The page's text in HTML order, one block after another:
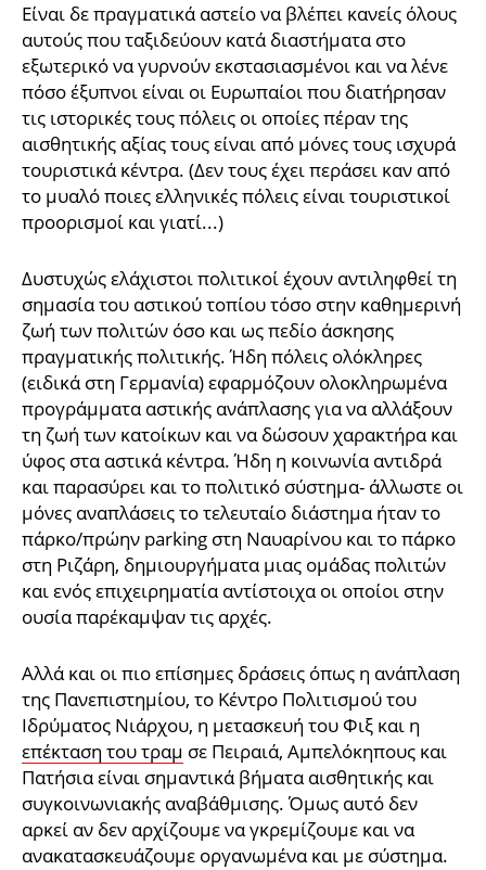
Είναι δε πραγματικά αστείο να βλέπει κανείς όλους
αυτούς που ταξιδεύουν κατά διαστήματα στο
εξωτερικό να γυρνούν εκστασιασμένοι και να λένε
πόσο έξυπνοι είναι οι Ευρωπαίοι που διατήρησαν
τις ιστορικές τους πόλεις οι οποίες πέραν της
αισθητικής αξίας τους είναι από μόνες τους ισχυρά
τουριστικά κέντρα. (Δεν τους έχει περάσει καν από
το μυαλό ποιες ελληνικές πόλεις είναι τουριστικοί
προορισμοί και γιατί...)
Δυστυχώς ελάχιστοι πολιτικοί έχουν αντιληφθεί τη
σημασία του αστικού τοπίου τόσο στην καθημερινή
ζωή των πολιτών όσο και ως πεδίο άσκησης
πραγματικής πολιτικής. Ήδη πόλεις ολόκληρες
(ειδικά στη Γερμανία) εφαρμόζουν ολοκληρωμένα
προγράμματα αστικής ανάπλασης για να αλλάξουν
τη ζωή των κατοίκων και να δώσουν χαρακτήρα και
ύφος στα αστικά κέντρα. Ήδη η κοινωνία αντιδρά
και παρασύρει και το πολιτικό σύστημα- άλλωστε οι
μόνες αναπλάσεις το τελευταίο διάστημα ήταν το
πάρκο/πρώην parking στη Ναυαρίνου και το πάρκο
στη Ριζάρη, δημιουργήματα μιας ομάδας πολιτών
και ενός επιχειρηματία αντίστοιχα οι οποίοι στην
ουσία παρέκαμψαν τις αρχές.
Αλλά και οι πιο επίσημες δράσεις όπως η ανάπλαση
της Πανεπιστημίου, το Κέντρο Πολιτισμού του
Ιδρύματος Νιάρχου, η μετασκευή του Φιξ και η
επέκταση του τραμ σε Πειραιά, Αμπελόκηπους και
Πατήσια είναι σημαντικά βήματα αισθητικής και
συγκοινωνιακής αναβάθμισης. Όμως αυτό δεν
αρκεί αν δεν αρχίζουμε να γκρεμίζουμε και να
ανακατασκευάζουμε οργανωμένα και με σύστημα.